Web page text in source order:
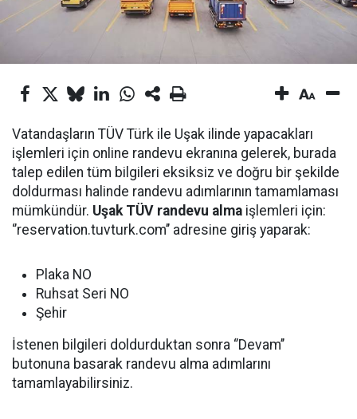
Vatandaşların TÜV Türk ile Uşak ilinde yapacakları
işlemleri için online randevu ekranına gelerek, burada
talep edilen tüm bilgileri eksiksiz ve doğru bir şekilde
doldurması halinde randevu adımlarının tamamlaması
mümkündür. Uşak TÜV randevu alma işlemleri için:
‘’reservation.tuvturk.com’’ adresine giriş yaparak:
Plaka NO
Ruhsat Seri NO
Şehir
İstenen bilgileri doldurduktan sonra ‘’Devam’’
butonuna basarak randevu alma adımlarını
tamamlayabilirsiniz.